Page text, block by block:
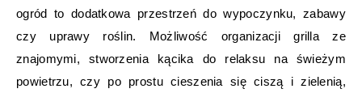
ogród to dodatkowa przestrzeń do wypoczynku, zabawy
czy uprawy roślin. Możliwość organizacji grilla ze
znajomymi, stworzenia kącika do relaksu na świeżym
powietrzu, czy po prostu cieszenia się ciszą i zielenią,